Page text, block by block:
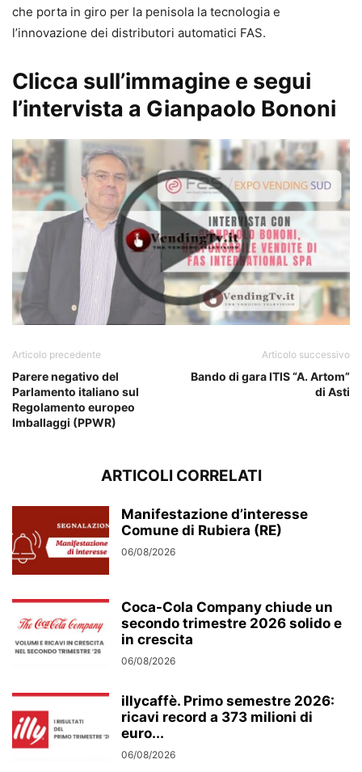
che porta in giro per la penisola la tecnologia e
l’innovazione dei distributori automatici FAS.
Clicca sull’immagine e segui
l’intervista a Gianpaolo Bononi
Articolo precedente
Parere negativo del
Parlamento italiano sul
Regolamento europeo
Imballaggi (PPWR)
Articolo successivo
Bando di gara ITIS “A. Artom”
di Asti
ARTICOLI CORRELATI
Manifestazione d’interesse
Comune di Rubiera (RE)
06/08/2026
Coca-Cola Company chiude un
secondo trimestre 2026 solido e
in crescita
06/08/2026
illycaffè. Primo semestre 2026:
ricavi record a 373 milioni di
euro...
06/08/2026